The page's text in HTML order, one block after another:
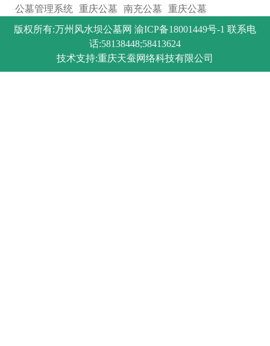
公墓管理系统 重庆公墓 南充公墓
重庆公墓
版权所有:万州风水坝公墓网 渝ICP备18001449号-1 联系电
话:58138448;58413624
技术支持:重庆天蚕网络科技有限公司